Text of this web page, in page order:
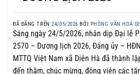
ĐÃ ĐĂNG TRÊN24/05/2026 BỞI PHÒNG VĂN HOÁ
Sáng ngày 24/5/2026, nhân dịp Đại lễ
2570 – Dương lịch 2026, Đảng ủy –
MTTQ Việt Nam xã Diên Hà đã thành
đến thăm, chúc mừng, động viên các